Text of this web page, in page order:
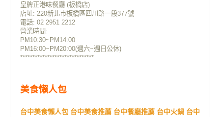
皇牌正港味餐廳 (板橋店)
店址: 220新北市板橋區四川路一段377號
電話: 02 2951 2212
營業時間:
PM10:30~PM14:00
PM16:00~PM20:00(週六~週日公休)
******************************
美食懶人包
台中美食懶人包 台中美食推薦 台中餐廳推薦 台中火鍋 台中